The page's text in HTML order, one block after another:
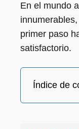
En el mundo
primer paso
satisfactorio.
Índice de